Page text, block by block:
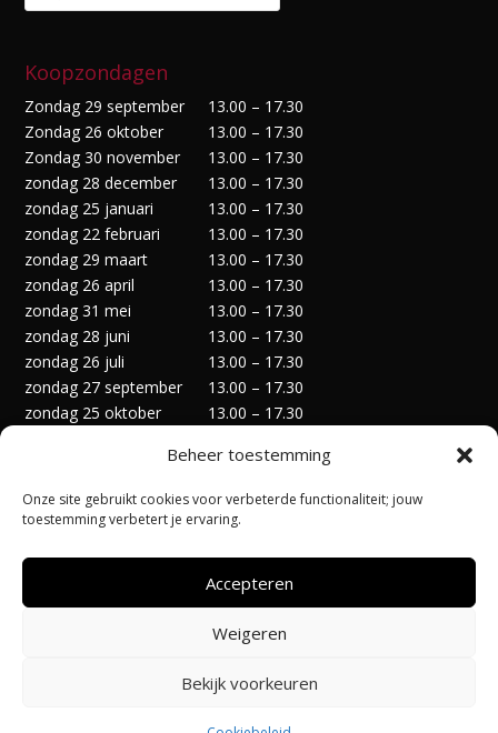
Beheer toestemming
Onze site gebruikt cookies voor verbeterde functionaliteit; jouw
toestemming verbetert je ervaring.
Accepteren
Weigeren
Bekijk voorkeuren
Koopzondagen
Zondag 29 september
13.00 – 17.30
Zondag 26 oktober
13.00 – 17.30
Zondag 30 november
13.00 – 17.30
zondag 28 december
13.00 – 17.30
zondag 25 januari
13.00 – 17.30
zondag 22 februari
13.00 – 17.30
zondag 29 maart
13.00 – 17.30
zondag 26 april
13.00 – 17.30
zondag 31 mei
13.00 – 17.30
zondag 28 juni
13.00 – 17.30
zondag 26 juli
13.00 – 17.30
zondag 27 september
13.00 – 17.30
zondag 25 oktober
13.00 – 17.30
zondag 27 december
13.00 – 17.30
Privacyverklaring
Algemene Voorwaarden
Cookiebeleid (EU)